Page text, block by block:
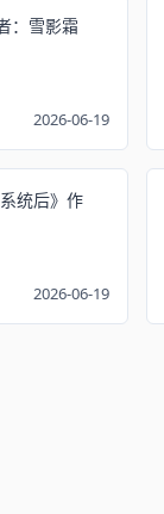
：雪影霜
2026-06-19
统后》作
2026-06-19